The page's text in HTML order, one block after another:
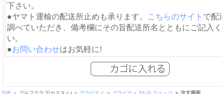
下さい。
●ヤマト運輸の配送所止めも承ります。
こちらのサイト で配
調べていただき、備考欄にその旨配送所名とともにご記入
い。
●お問い合わせはお気軽に!
TOP ＞ ゴルフクラブ(カスタム) ＞ グラビティ ＞ グラビティ TS-31 ウェッジ ＞ 注文画面